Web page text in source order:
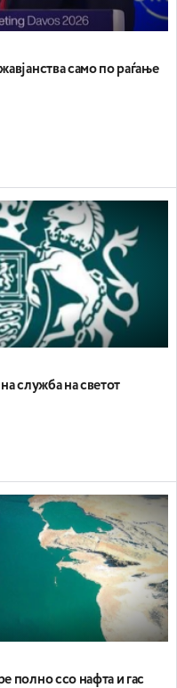
само по раѓање
служба на светот
полно ссо нафта и гас